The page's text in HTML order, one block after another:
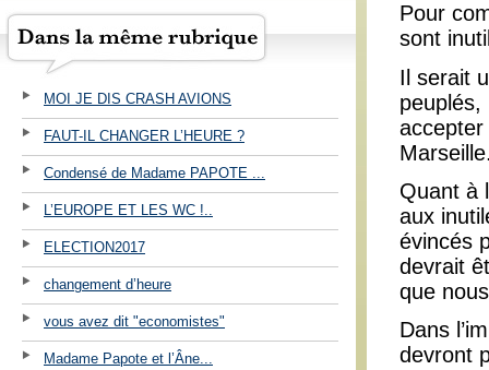
MOI JE DIS CRASH AVIONS
FAUT-IL CHANGER L’HEURE ?
Condensé de Madame PAPOTE ...
L’EUROPE ET LES WC !..
ELECTION2017
changement d’heure
vous avez dit "economistes"
Madame Papote et l’Âne...
Pour
sont
Il serait
Quant à
aux
évincés
devrait
que
Dans
devront